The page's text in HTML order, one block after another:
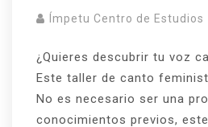
Ímpetu Centro de Estudios
¿Quieres descubrir tu voz
Este taller de canto
No es necesario ser una
conocimientos previos,